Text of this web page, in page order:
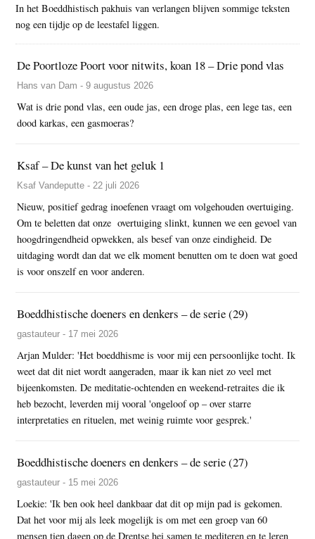
In het Boeddhistisch pakhuis van verlangen blijven sommige teksten
nog een tijdje op de leestafel liggen.
De Poortloze Poort voor nitwits, koan 18 – Drie pond vlas
Hans van Dam - 9 augustus 2026
Wat is drie pond vlas, een oude jas, een droge plas, een lege tas, een
dood karkas, een gasmoeras?
Ksaf – De kunst van het geluk 1
Ksaf Vandeputte - 22 juli 2026
Nieuw, positief gedrag inoefenen vraagt om volgehouden overtuiging.
Om te beletten dat onze overtuiging slinkt, kunnen we een gevoel van
hoogdringendheid opwekken, als besef van onze eindigheid. De
uitdaging wordt dan dat we elk moment benutten om te doen wat goed
is voor onszelf en voor anderen.
Boeddhistische doeners en denkers – de serie (29)
gastauteur - 17 mei 2026
Arjan Mulder: 'Het boeddhisme is voor mij een persoonlijke tocht. Ik
weet dat dit niet wordt aangeraden, maar ik kan niet zo veel met
bijeenkomsten. De meditatie-ochtenden en weekend-retraites die ik
heb bezocht, leverden mij vooral 'ongeloof op – over starre
interpretaties en rituelen, met weinig ruimte voor gesprek.'
Boeddhistische doeners en denkers – de serie (27)
gastauteur - 15 mei 2026
Loekie: 'Ik ben ook heel dankbaar dat dit op mijn pad is gekomen.
Dat het voor mij als leek mogelijk is om met een groep van 60
mensen tien dagen op de Drentse hei samen te mediteren en te leren